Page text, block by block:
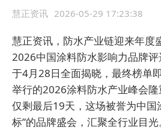
慧正资讯 2026-05-29 17:23:38
慧正资讯，防水产业链迎来年度
2026中国涂料防水影响力品牌
于4月28日全面揭晓，最终榜单
举行的2026涂料防水产业峰会
仅剩最后19天，这场被誉为中国
标”的品牌盛会，汇聚全行业目光